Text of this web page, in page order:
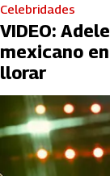
Celebridades
VIDEO:
mexicano
llorar